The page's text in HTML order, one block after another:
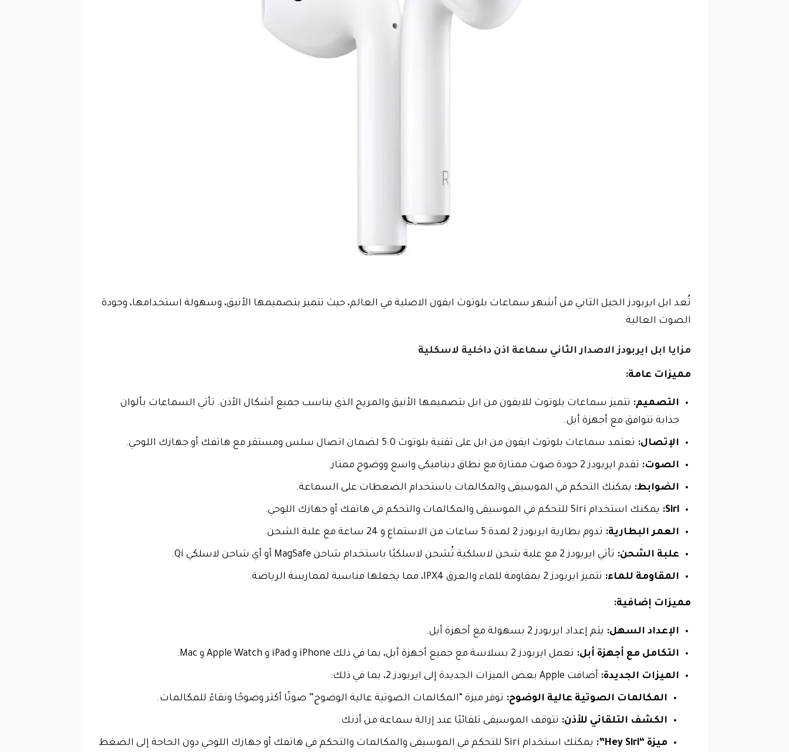
تُعد ابل ايربودز الجيل الثاني من أشهر سماعات بلوتوث ايفون الاصلية في العالم، حيث تتميز بتصميمها الأنيق، وسهولة استخدامها، وجودة
الصوت العالية.
مزايا ابل ايربودز الاصدار الثاني سماعة اذن داخلية لاسكلية
مميزات عامة:
التصميم: تتميز سماعات بلوتوث للايفون من ابل بتصميمها الأنيق والمريح الذي يناسب جميع أشكال الأذن. تأتي السماعات بألوان
جذابة تتوافق مع أجهزة أبل.
الإتصال: تعتمد سماعات بلوتوث ايفون من ابل على تقنية بلوتوث 5.0 لضمان اتصال سلس ومستقر مع هاتفك أو جهازك اللوحي.
الصوت: تقدم ايربودز 2 جودة صوت ممتازة مع نطاق ديناميكي واسع ووضوح ممتاز.
الضوابط: يمكنك التحكم في الموسيقى والمكالمات باستخدام الضغطات على السماعة.
Siri: يمكنك استخدام Siri للتحكم في الموسيقى والمكالمات والتحكم في هاتفك أو جهازك اللوحي.
العمر البطارية: تدوم بطارية ايربودز 2 لمدة 5 ساعات من الاستماع و 24 ساعة مع علبة الشحن.
علبة الشحن: تأتي ايربودز 2 مع علبة شحن لاسلكية تُشحن لاسلكيًا باستخدام شاحن MagSafe أو أي شاحن لاسلكي Qi.
المقاومة للماء: تتميز ايربودز 2 بمقاومة للماء والعرق IPX4، مما يجعلها مناسبة لممارسة الرياضة.
مميزات إضافية:
الإعداد السهل: يتم إعداد ايربودز 2 بسهولة مع أجهزة أبل.
التكامل مع أجهزة أبل: تعمل ايربودز 2 بسلاسة مع جميع أجهزة أبل، بما في ذلك iPhone و iPad و Apple Watch و Mac.
الميزات الجديدة: أضافت Apple بعض الميزات الجديدة إلى ايربودز 2، بما في ذلك:
المكالمات الصوتية عالية الوضوح: توفر ميزة “المكالمات الصوتية عالية الوضوح” صوتًا أكثر وضوحًا ونقاءً للمكالمات.
الكشف التلقائي للأذن: تتوقف الموسيقى تلقائيًا عند إزالة سماعة من أذنك.
ميزة “Hey Siri”:
يمكنك استخدام Siri للتحكم في الموسيقى والمكالمات والتحكم في هاتفك أو جهازك اللوحي دون الحاجة إلى الضغط